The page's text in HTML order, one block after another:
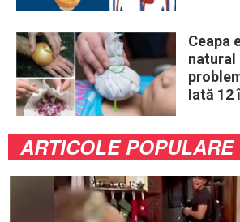
Ceapa
natural
Iată 12
ARTICOLE POPULARE